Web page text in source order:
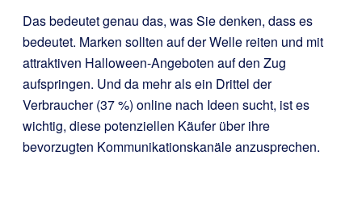
Das bedeutet genau das, was Sie denken, dass es
bedeutet. Marken sollten auf der Welle reiten und mit
attraktiven Halloween-Angeboten auf den Zug
aufspringen. Und da mehr als ein Drittel der
Verbraucher (37 %) online nach Ideen sucht, ist es
wichtig, diese potenziellen Käufer über ihre
bevorzugten Kommunikationskanäle anzusprechen.